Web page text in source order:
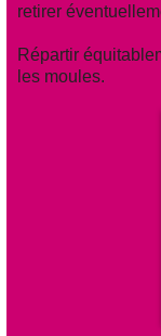
retirer
Répartir
les moules.